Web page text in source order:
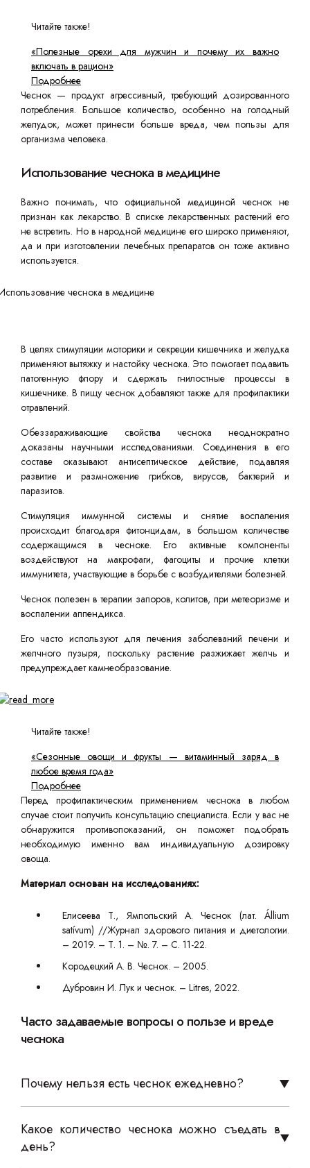
Читайте также!
«Полезные орехи для мужчин и почему их важно
включать в рацион»
Подробнее
Чеснок — продукт агрессивный, требующий дозированного
потребления. Большое количество, особенно на голодный
желудок, может принести больше вреда, чем пользы для
организма человека.
Использование чеснока в медицине
Важно понимать, что официальной медициной чеснок не
признан как лекарство. В списке лекарственных растений его
не встретить. Но в народной медицине его широко применяют,
да и при изготовлении лечебных препаратов он тоже активно
используется.
В целях стимуляции моторики и секреции кишечника и желудка
применяют вытяжку и настойку чеснока. Это помогает подавить
патогенную флору и сдержать гнилостные процессы в
кишечнике. В пищу чеснок добавляют также для профилактики
отравлений.
Обеззараживающие свойства чеснока неоднократно
доказаны научными исследованиями. Соединения в его
составе оказывают антисептическое действие, подавляя
развитие и размножение грибков, вирусов, бактерий и
паразитов.
Стимуляция иммунной системы и снятие воспаления
происходит благодаря фитонцидам, в большом количестве
содержащимся в чесноке. Его активные компоненты
воздействуют на макрофаги, фагоциты и прочие клетки
иммунитета, участвующие в борьбе с возбудителями болезней.
Чеснок полезен в терапии запоров, колитов, при метеоризме и
воспалении аппендикса.
Его часто используют для лечения заболеваний печени и
желчного пузыря, поскольку растение разжижает желчь и
предупреждает камнеобразование.
Читайте также!
«Сезонные овощи и фрукты — витаминный заряд в
любое время года»
Подробнее
Перед профилактическим применением чеснока в любом
случае стоит получить консультацию специалиста. Если у вас не
обнаружится противопоказаний, он поможет подобрать
необходимую именно вам индивидуальную дозировку
овоща.
Материал основан на исследованиях:
Елисеева Т., Ямпольский А. Чеснок (лат. Állium
satívum) //Журнал здорового питания и диетологии.
– 2019. – Т. 1. – №. 7. – С. 11-22.
Кородецкий А. В. Чеснок. – 2005.
Дубровин И. Лук и чеснок. – Litres, 2022.
Часто задаваемые вопросы о пользе и вреде
чеснока
Почему нельзя есть чеснок ежедневно?
Какое количество чеснока можно съедать в
день?